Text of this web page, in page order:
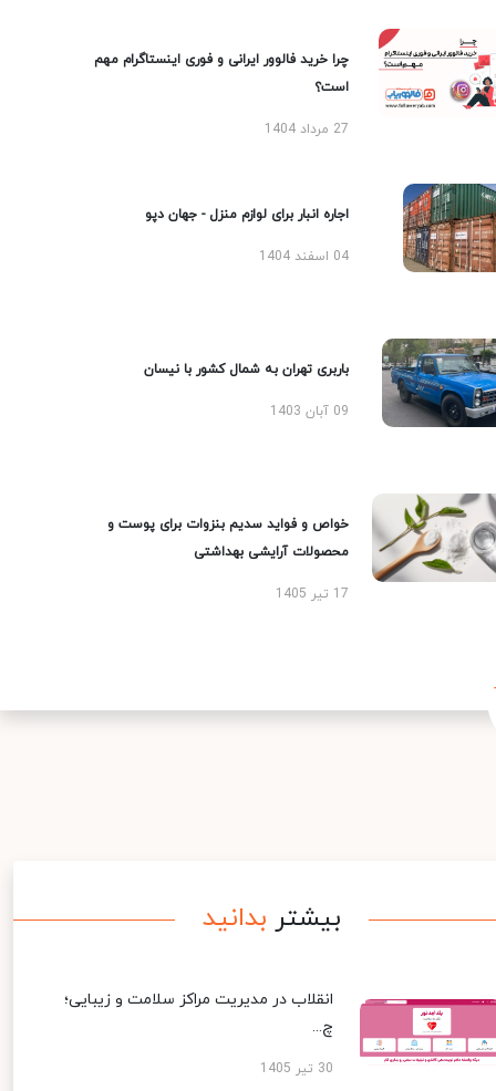
چرا خرید فالوور ایرانی و فوری اینستاگرام مهم
است؟
27 مرداد 1404
اجاره انبار برای لوازم منزل - جهان دپو
04 اسفند 1404
باربری تهران به شمال کشور با نیسان
09 آبان 1403
خواص و فواید سدیم بنزوات برای پوست و
محصولات آرایشی بهداشتی
17 تیر 1405
بیشتر بدانید
انقلاب در مدیریت مراکز سلامت و زیبایی؛
چ...
30 تیر 1405